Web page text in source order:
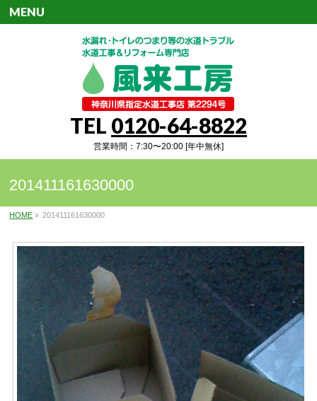
TEL 0120-64-8822
営業時間：7:30〜20:00 [年中無休]
MENU
201411161630000
HOME » 201411161630000